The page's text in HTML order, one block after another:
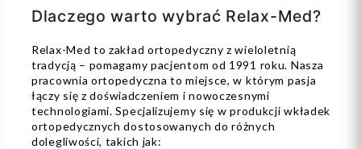
Dlaczego warto wybrać Relax-Med?
Relax-Med to zakład ortopedyczny z wieloletnią
tradycją – pomagamy pacjentom od 1991 roku. Nasza
pracownia ortopedyczna to miejsce, w którym pasja
łączy się z doświadczeniem i nowoczesnymi
technologiami. Specjalizujemy się w produkcji wkładek
ortopedycznych dostosowanych do różnych
dolegliwości, takich jak: